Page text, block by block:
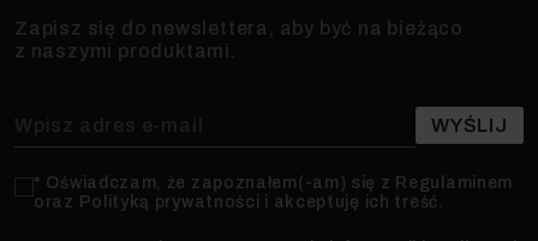
Zapisz się do newslettera, aby być na bieżąco
z naszymi produktami.
* Oświadczam, że zapoznałem(-am) się z Regulaminem
oraz Polityką prywatności i akceptuję ich treść.